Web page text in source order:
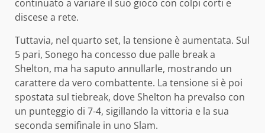
continuato a variare il suo gioco con colpi corti e
discese a rete.
Tuttavia, nel quarto set, la tensione è aumentata. Sul
5 pari, Sonego ha concesso due palle break a
Shelton, ma ha saputo annullarle, mostrando un
carattere da vero combattente. La tensione si è poi
spostata sul tiebreak, dove Shelton ha prevalso con
un punteggio di 7-4, sigillando la vittoria e la sua
seconda semifinale in uno Slam.